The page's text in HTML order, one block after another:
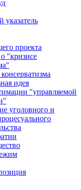
проекта
"кризисе
идея
"управляемой
уголовного и